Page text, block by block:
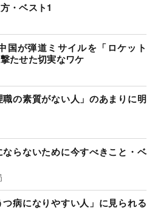
・ベスト1
が弾道ミサイルを「ロケット
たせた切実なワケ
の素質がない人」のあまりに明
ならないために今すべきこと・ベ
つ病になりやすい人」に見られる